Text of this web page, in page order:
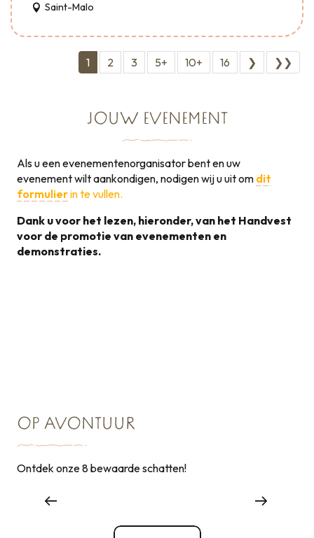
Saint-Malo
1 2 3 5+ 10+ 16 ❯ ❯❯
JOUW EVENEMENT
Als u een evenementenorganisator bent en uw
evenement wilt aankondigen, nodigen wij u uit om dit
formulierin te vullen.
Dank u voor het lezen, hieronder, van het Handvest
voor de promotie van evenementen en
demonstraties.
OP AVONTUUR
Ontdek onze 8 bewaarde schatten!